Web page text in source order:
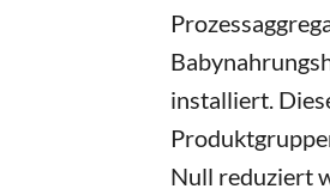
installiert.
Null reduziert